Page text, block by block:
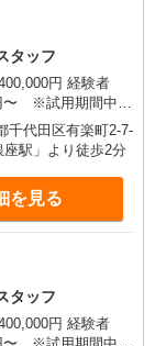
ます。詳細は面接
タッフ
円 経験者
〜 ※試用期間中は
30,800円（月給に
残業手当支給 ※月
（2〜3ヶ月）も
賃貸の場合のみ別
ます。詳細は面接
て
代田区有楽町2-7-
駅」より徒歩2分
を見る
タッフ
円 経験者